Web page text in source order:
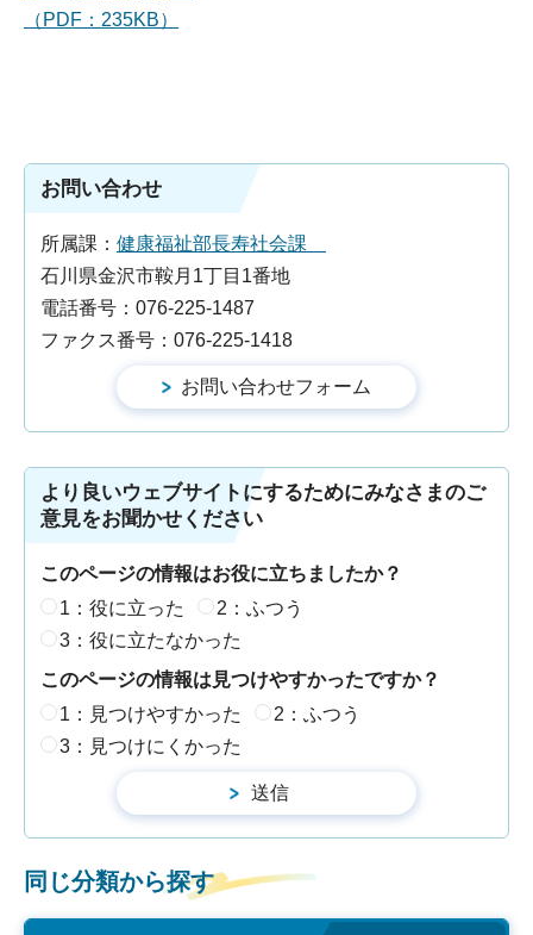
（PDF：235KB）
お問い合わせ
所属課： 健康福祉部長寿社会課
石川県金沢市鞍月1丁目1番地
電話番号：076-225-1487
ファクス番号：076-225-1418
より良いウェブサイトにするためにみなさまのご
意見をお聞かせください
このページの情報はお役に立ちましたか？
1：役に立った
2：ふつう
3：役に立たなかった
このページの情報は見つけやすかったですか？
1：見つけやすかった
2：ふつう
3：見つけにくかった
同じ分類から探す